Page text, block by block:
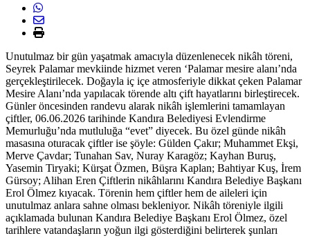
Unutulmaz bir gün yaşatmak amacıyla düzenlenecek nikâh töreni,
Seyrek Palamar mevkiinde hizmet veren ‘Palamar mesire alanı’nda
gerçekleştirilecek. Doğayla iç içe atmosferiyle dikkat çeken Palamar
Mesire Alanı’nda yapılacak törende altı çift hayatlarını birleştirecek.
Günler öncesinden randevu alarak nikâh işlemlerini tamamlayan
çiftler, 06.06.2026 tarihinde Kandıra Belediyesi Evlendirme
Memurluğu’nda mutluluğa “evet” diyecek. Bu özel günde nikâh
masasına oturacak çiftler ise şöyle: Gülden Çakır; Muhammet Ekşi,
Merve Çavdar; Tunahan Sav, Nuray Karagöz; Kayhan Buruş,
Yasemin Tiryaki; Kürşat Özmen, Büşra Kaplan; Bahtiyar Kuş, İrem
Gürsoy; Alihan Eren Çiftlerin nikâhlarını Kandıra Belediye Başkanı
Erol Ölmez kıyacak. Törenin hem çiftler hem de aileleri için
unutulmaz anlara sahne olması bekleniyor. Nikâh töreniyle ilgili
açıklamada bulunan Kandıra Belediye Başkanı Erol Ölmez, özel
tarihlere vatandaşların yoğun ilgi gösterdiğini belirterek şunları